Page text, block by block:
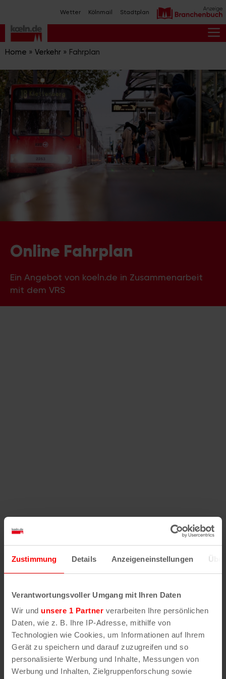
Zustimmung Details Anzeigeneinstellungen
Verantwortungsvoller Umgang mit Ihren Daten
Wir und unsere 1 Partner verarbeiten Ihre persönlichen
Daten, wie z. B. Ihre IP-Adresse, mithilfe von
Technologien wie Cookies, um Informationen auf Ihrem
Gerät zu speichern und darauf zuzugreifen und so
personalisierte Werbung und Inhalte, Messungen von
Werbung und Inhalten, Zielgruppenforschung sowie
Inhalt
springen
Wetter Kölnmail Stadtplan
Home » Verkehr » Fahrplan
Online Fahrplan
Ein Angebot von koeln.de in Zusammenarbeit
mit dem VRS